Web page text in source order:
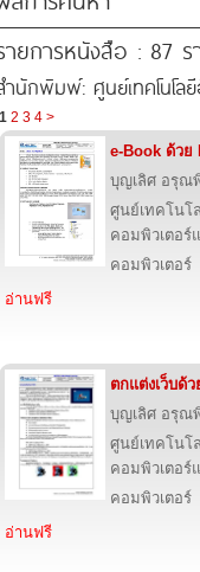
ายการหนังสือ : 87 ร
ำนักพิมพ์: ศูนย์เทคโนโล
1 2 3 4 >
e-Book ด้วย
บุญเลิศ อรุณ
ศูนย์เทคโนโ
คอมพิวเตอร์
คอมพิวเตอร์
อ่านฟรี
ตกแต่งเว็บด้
บุญเลิศ อรุณ
ศูนย์เทคโนโ
คอมพิวเตอร์
คอมพิวเตอร์
อ่านฟรี